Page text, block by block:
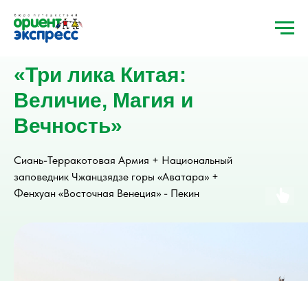
«Три лика Китая:
Величие, Магия и
Вечность»
Сиань-Терракотовая Армия + Национальный
заповедник Чжанцзядзе горы «Аватара» +
Фенхуан «Восточная Венеция» - Пекин